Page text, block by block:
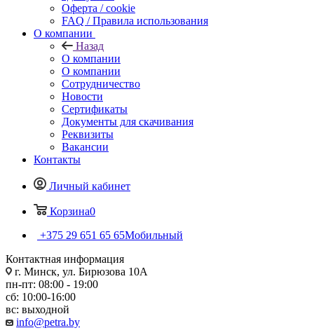
Оферта / cookie
FAQ / Правила использования
О компании
Назад
О компании
О компании
Сотрудничество
Новости
Сертификаты
Документы для скачивания
Реквизиты
Вакансии
Контакты
Личный кабинет
Корзина0
+375 29 651 65 65Мобильный
Контактная информация
г. Минск, ул. Бирюзова 10А
пн-пт: 08:00 - 19:00
сб: 10:00-16:00
вс: выходной
info@petra.by